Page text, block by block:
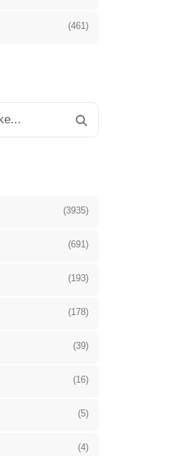
(461)
(3935)
(691)
(193)
(178)
(39)
(16)
(5)
(4)